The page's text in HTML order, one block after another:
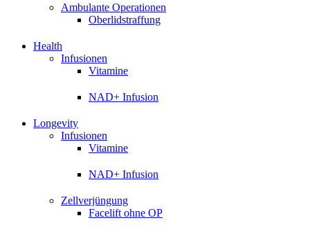
Ambulante Operationen
Oberlidstraffung
Health
Infusionen
Vitamine
NAD+ Infusion
Longevity
Infusionen
Vitamine
NAD+ Infusion
Zellverjüngung
Facelift ohne OP